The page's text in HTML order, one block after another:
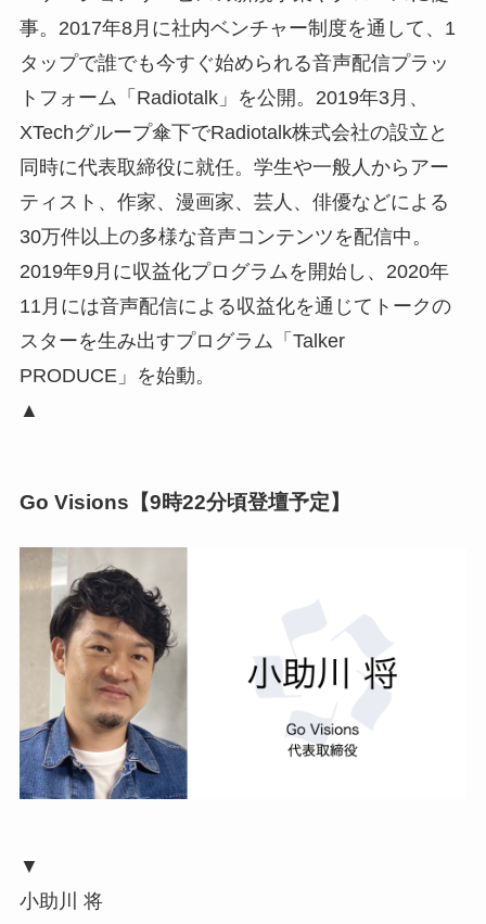
事。2017年8月に社内ベンチャー制度を通して、1
タップで誰でも今すぐ始められる音声配信プラッ
トフォーム「Radiotalk」を公開。2019年3⽉、
XTechグループ傘下でRadiotalk株式会社の設立と
同時に代表取締役に就任。学生や一般人からアー
ティスト、作家、漫画家、芸人、俳優などによる
30万件以上の多様な音声コンテンツを配信中。
2019年9月に収益化プログラムを開始し、2020年
11月には音声配信による収益化を通じてトークの
スターを生み出すプログラム「Talker
PRODUCE」を始動。
▲
Go Visions【9時22分頃登壇予定】
▼
小助川 将